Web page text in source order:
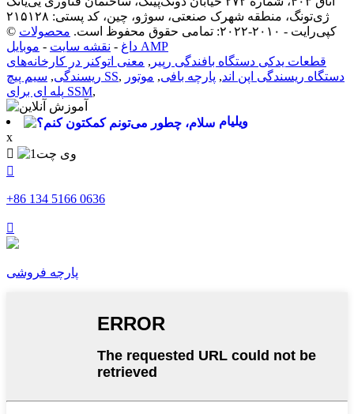
ژی‌تونگ، منطقه شهرک صنعتی، سوژو، چین، کد پستی: ۲۱۵۱۲۸
© کپی‌رایت - ۲۰۱۰-۲۰۲۲: تمامی حقوق محفوظ است.
محصولات
داغ - نقشه سایت -
موبایل AMP
قطعات یدکی دستگاه بافندگی رپیر , معنی اتوکنر در کارخانه‌های
ریسندگی, سیم پیچ SS, دستگاه ریسندگی اپن اند, پارچه بافی, موتور
پله ای برای SSM,
ویلیام
x


‎+86 134 5166 0636‎

پارچه فروشی